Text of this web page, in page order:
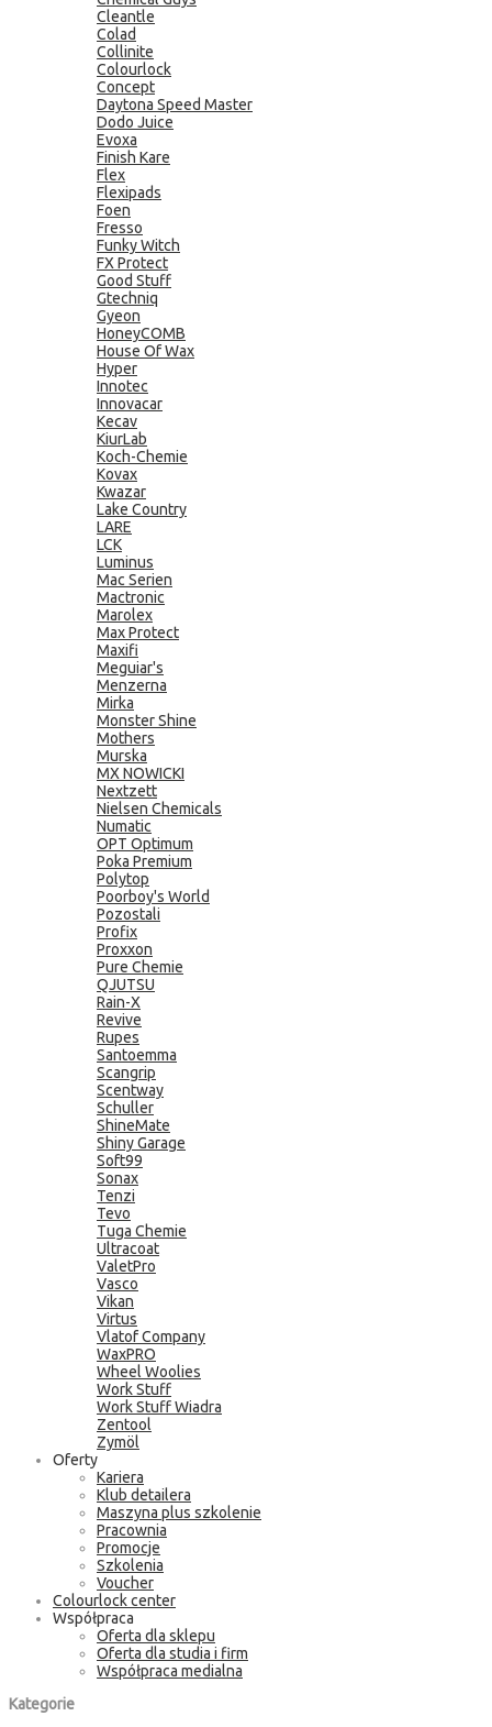
Cleantle
Colad
Collinite
Colourlock
Concept
Daytona Speed Master
Dodo Juice
Evoxa
Finish Kare
Flex
Flexipads
Foen
Fresso
Funky Witch
FX Protect
Good Stuff
Gtechniq
Gyeon
HoneyCOMB
House Of Wax
Hyper
Innotec
Innovacar
Kecav
KiurLab
Koch-Chemie
Kovax
Kwazar
Lake Country
LARE
LCK
Luminus
Mac Serien
Mactronic
Marolex
Max Protect
Maxifi
Meguiar's
Menzerna
Mirka
Monster Shine
Mothers
Murska
MX NOWICKI
Nextzett
Nielsen Chemicals
Numatic
OPT Optimum
Poka Premium
Polytop
Poorboy's World
Pozostali
Profix
Proxxon
Pure Chemie
QJUTSU
Rain-X
Revive
Rupes
Santoemma
Scangrip
Scentway
Schuller
ShineMate
Shiny Garage
Soft99
Sonax
Tenzi
Tevo
Tuga Chemie
Ultracoat
ValetPro
Vasco
Vikan
Virtus
Vlatof Company
WaxPRO
Wheel Woolies
Work Stuff
Work Stuff Wiadra
Zentool
Zymöl
Oferty
Kariera
Klub detailera
Maszyna plus szkolenie
Pracownia
Promocje
Szkolenia
Voucher
Colourlock center
Współpraca
Oferta dla sklepu
Oferta dla studia i firm
Współpraca medialna
Kategorie